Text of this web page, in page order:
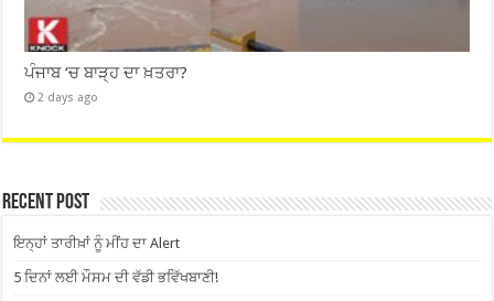
ਪੰਜਾਬ ‘ਚ ਬਾੜ੍ਹ ਦਾ ਖ਼ਤਰਾ?
2 days ago
Recent Post
ਇਨ੍ਹਾਂ ਤਾਰੀਖ਼ਾਂ ਨੂੰ ਮੀਂਹ ਦਾ Alert
5 ਦਿਨਾਂ ਲਈ ਮੌਸਮ ਦੀ ਵੱਡੀ ਭਵਿੱਖਬਾਣੀ!